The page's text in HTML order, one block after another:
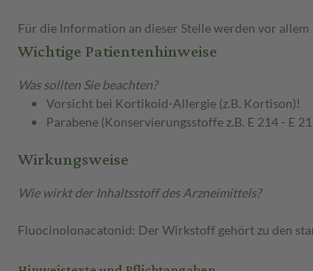
Für die Information an dieser Stelle werden vor
Wichtige Patientenhinweise
Was sollten Sie beachten?
Vorsicht bei Kortikoid-Allergie (z.B. Kortison)!
Parabene (Konservierungsstoffe z.B. E 214 - E
Wirkungsweise
Wie wirkt der Inhaltsstoff des Arzneimittels?
Fluocinolonacatonid: Der Wirkstoff gehört zu den